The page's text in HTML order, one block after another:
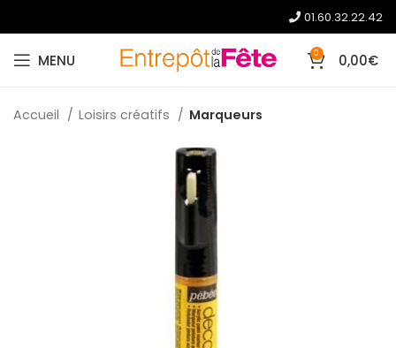
01.60.32.22.42
MENU 0 0,00€
Accueil Loisirs créatifs Marqueurs